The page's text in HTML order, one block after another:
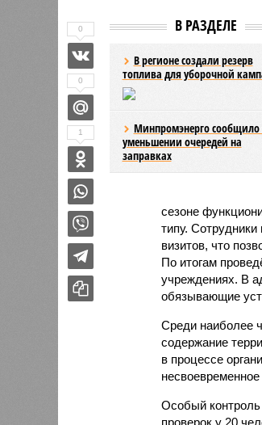
В РАЗДЕЛЕ
В регионе создали резерв
топлива для уборочной
Минпромэнерго сообщило
уменьшении очередей на
заправках
сезоне
типу.
визитов, что
По итогам
учреждениях. В
обязывающие
Среди наиболее
содержание
в процессе
Особый
проверок у 20
0
0
1